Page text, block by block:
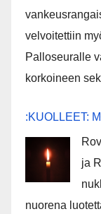
velvoitettiin
Palloseuralle
korkoineen
:KUOLLEET:
ja
nuorena